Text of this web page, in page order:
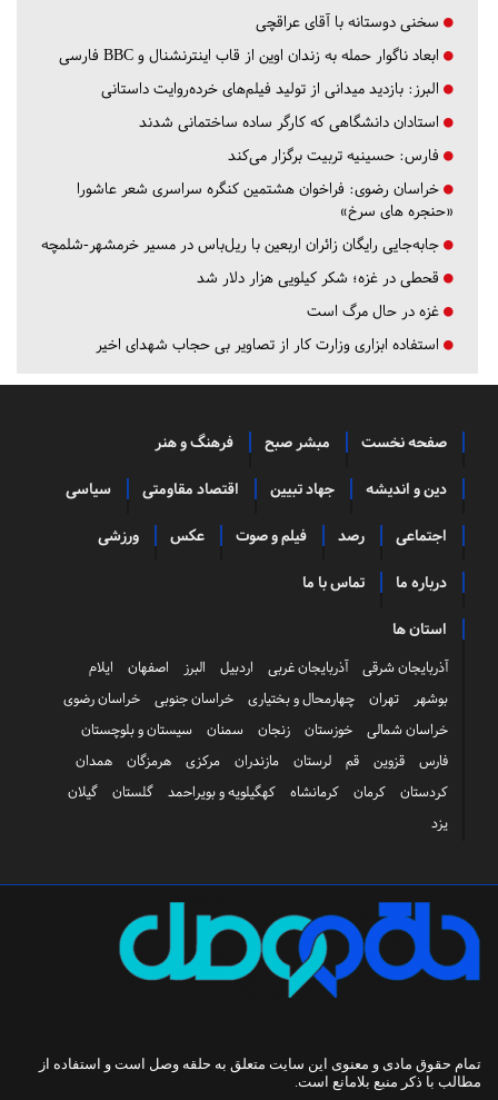
سخنی دوستانه با آقای عراقچی
ابعاد ناگوار حمله به زندان اوین از قاب اینترنشنال و BBC فارسی
البرز: بازدید میدانی از تولید فیلم‌های خرده‌روایت داستانی
استادان دانشگاهی که کارگر ساده ساختمانی شدند
فارس: حسینیه تربیت برگزار می‌کند
خراسان رضوی: فراخوان هشتمین کنگره سراسری شعر عاشورا
«حنجره های سرخ»
جابه‌جایی رایگان زائران اربعین با ریل‌باس در مسیر خرمشهر-شلمچه
قحطی در غزه؛ شکر کیلویی هزار دلار شد
غزه در حال مرگ است
استفاده ابزاری وزارت کار از تصاویر بی حجاب شهدای اخیر
صفحه نخست مبشر صبح فرهنگ و هنر
دین و اندیشه جهاد تبیین اقتصاد مقاومتی سیاسی
اجتماعی رصد فیلم و صوت عکس ورزشی
درباره ما تماس با ما
استان ها
آذربایجان شرقی آذربایجان غربی اردبیل البرز اصفهان
ایلام
بوشهر
تهران چهارمحال و بختیاری خراسان جنوبی
خراسان رضوی
خراسان شمالی
خوزستان زنجان سمنان
سیستان و بلوچستان
فارس
قزوین قم لرستان مازندران مرکزی هرمزگان
همدان
کردستان
کرمان کرمانشاه کهگیلویه و بویراحمد گلستان
گیلان
یزد
تمام حقوق مادی و معنوی این سایت متعلق به حلقه وصل است و استفاده از
مطالب با ذکر منبع بلامانع است.